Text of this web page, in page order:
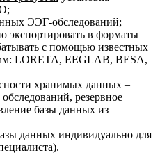
ЭЭГ-обследований;
экспортировать в форматы
с помощью известных
LORETA, EEGLAB, BESA,
хранимых данных –
резервное
базы данных из
данных индивидуально для